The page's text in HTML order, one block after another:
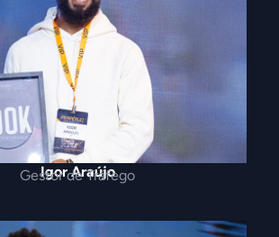
Igor Araújo
Gestor de Tráfego